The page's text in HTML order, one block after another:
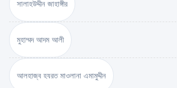
সালাহউদ্দীন জাহাঙ্গীর
মুহাম্মদ আদম আলী
আলহাজ্ব হযরত মাওলানা এমামুদ্দীন